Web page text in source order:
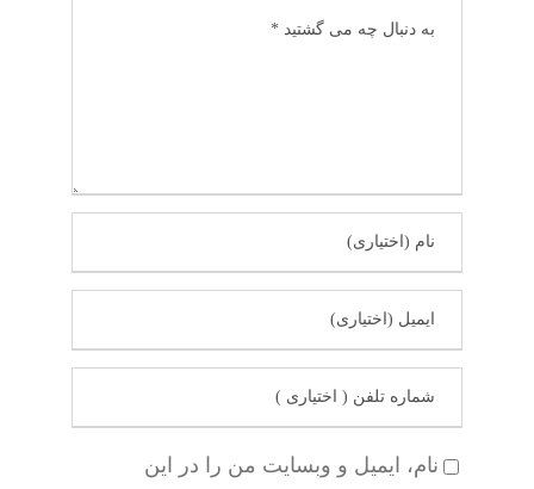
نام، ایمیل و وبسایت من را در این